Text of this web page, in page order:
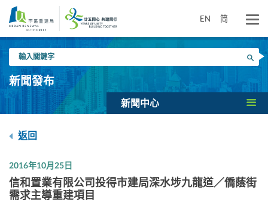
要
EN 简
入
關
鍵
搜尋
新聞發布
新聞中心
返回
2016年10月25日
信和置業有限公司投得市建局深水埗九龍道／僑蔭街
需求主導重建項目